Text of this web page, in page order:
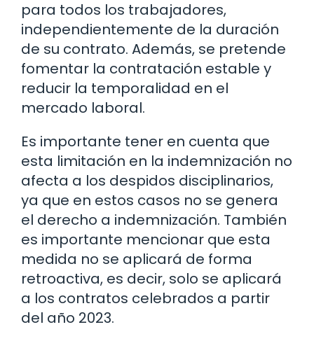
para todos los trabajadores,
independientemente de la duración
de su contrato. Además, se pretende
fomentar la contratación estable y
reducir la temporalidad en el
mercado laboral.
Es importante tener en cuenta que
esta limitación en la indemnización no
afecta a los despidos disciplinarios,
ya que en estos casos no se genera
el derecho a indemnización. También
es importante mencionar que esta
medida no se aplicará de forma
retroactiva, es decir, solo se aplicará
a los contratos celebrados a partir
del año 2023.